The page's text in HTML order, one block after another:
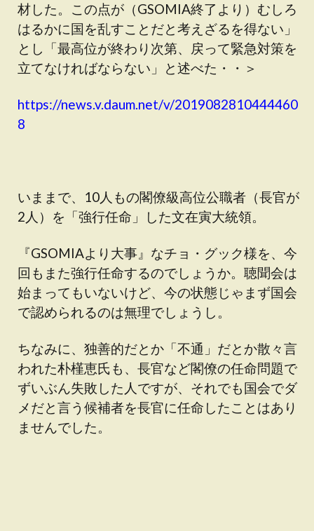
材した。この点が（GSOMIA終了より）むしろ
はるかに国を乱すことだと考えざるを得ない」
とし「最高位が終わり次第、戻って緊急対策を
立てなければならない」と述べた・・＞
https://news.v.daum.net/v/2019082810444460
8
いままで、10人もの閣僚級高位公職者（長官が
2人）を「強行任命」した文在寅大統領。
『GSOMIAより大事』なチョ・グック様を、今
回もまた強行任命するのでしょうか。聴聞会は
始まってもいないけど、今の状態じゃまず国会
で認められるのは無理でしょうし。
ちなみに、独善的だとか「不通」だとか散々言
われた朴槿恵氏も、長官など閣僚の任命問題で
ずいぶん失敗した人ですが、それでも国会でダ
メだと言う候補者を長官に任命したことはあり
ませんでした。